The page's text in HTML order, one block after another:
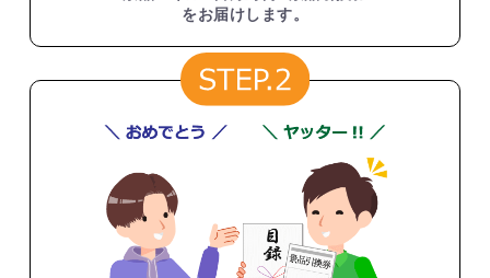
をお届けします。